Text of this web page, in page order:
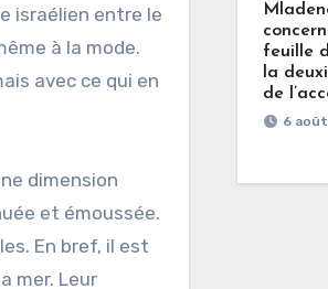
israélien entre le
à la mode.
avec ce qui en
dimension
et émoussée.
En bref, il est
mer. Leur
feuille
la
de
6